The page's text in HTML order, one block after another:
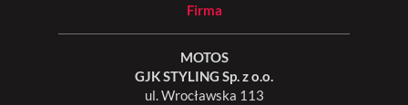
Firma
MOTOS
GJK STYLING Sp. z o.o.
ul. Wrocławska 113